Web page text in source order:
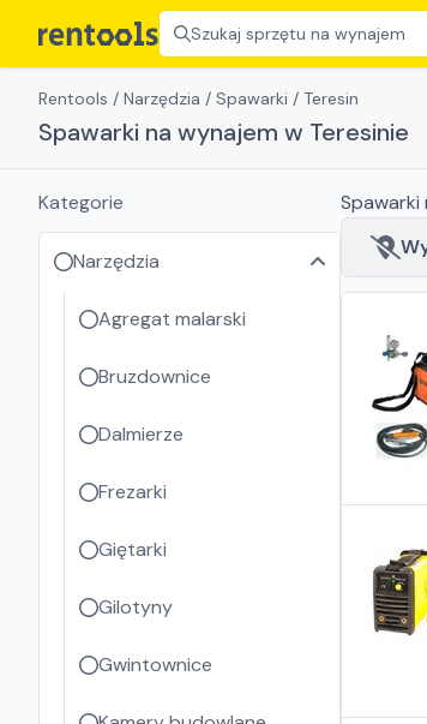
Szukaj sprzętu na wynajem
Rentools / Narzędzia / Spawarki / Teresin
Spawarki na wynajem w Teresinie
Spawarki
Kategorie
Narzędzia
Agregat malarski
Bruzdownice
Dalmierze
Frezarki
Giętarki
Gilotyny
Gwintownice